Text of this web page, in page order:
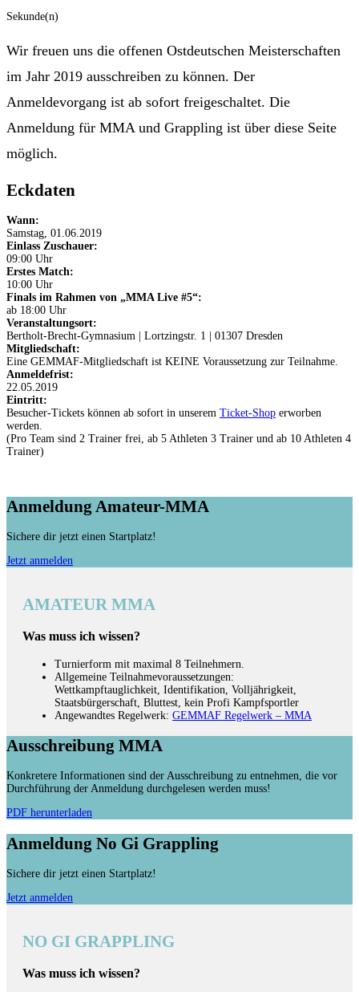
Sekunde(n)
Wir freuen uns die offenen Ostdeutschen Meisterschaften
im Jahr 2019 ausschreiben zu können. Der
Anmeldevorgang ist ab sofort freigeschaltet. Die
Anmeldung für MMA und Grappling ist über diese Seite
möglich.
Eckdaten
Wann:
Samstag, 01.06.2019
Einlass Zuschauer:
09:00 Uhr
Erstes Match:
10:00 Uhr
Finals im Rahmen von „MMA Live #5“:
ab 18:00 Uhr
Veranstaltungsort:
Bertholt-Brecht-Gymnasium | Lortzingstr. 1 | 01307 Dresden
Mitgliedschaft:
Eine GEMMAF-Mitgliedschaft ist KEINE Voraussetzung zur Teilnahme.
Anmeldefrist:
22.05.2019
Eintritt:
Besucher-Tickets können ab sofort in unserem Ticket-Shop erworben
werden.
(Pro Team sind 2 Trainer frei, ab 5 Athleten 3 Trainer und ab 10 Athleten 4
Trainer)
Anmeldung Amateur-MMA
Sichere dir jetzt einen Startplatz!
Jetzt anmelden
AMATEUR MMA
Was muss ich wissen?
Turnierform mit maximal 8 Teilnehmern.
Allgemeine Teilnahmevoraussetzungen:
Wettkampftauglichkeit, Identifikation, Volljährigkeit,
Staatsbürgerschaft, Bluttest, kein Profi Kampfsportler
Angewandtes Regelwerk: GEMMAF Regelwerk – MMA
Ausschreibung MMA
Konkretere Informationen sind der Ausschreibung zu entnehmen, die vor
Durchführung der Anmeldung durchgelesen werden muss!
PDF herunterladen
Anmeldung No Gi Grappling
Sichere dir jetzt einen Startplatz!
Jetzt anmelden
NO GI GRAPPLING
Was muss ich wissen?